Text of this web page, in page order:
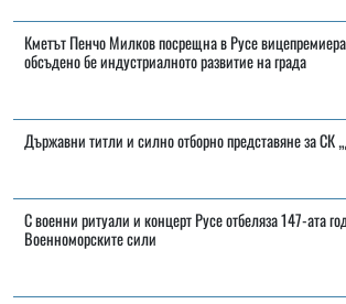
Кметът Пенчо Милков посрещна в Русе
обсъдено бе индустриалното развитие на града
Държавни титли и силно отборно представяне за
С военни ритуали и концерт Русе отбеляза 147-ата
Военноморските сили